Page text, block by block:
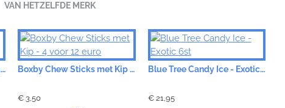
VAN HETZELFDE MERK
Boxby Bone Snack - 100gr 4 voor 12 euro Boxby Chew Sticks met Kip - 4 voor 12 euro
€ 3,50
Blue Tree Candy Ice - Exotic 6st
€ 21,95